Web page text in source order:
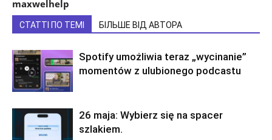
maxwelhelp
СТАТТІ ПО ТЕМІ БІЛЬШЕ ВІД АВТОРА
Spotify umożliwia teraz „wycinanie”
momentów z ulubionego podcastu
26 maja: Wybierz się na spacer
szlakiem.